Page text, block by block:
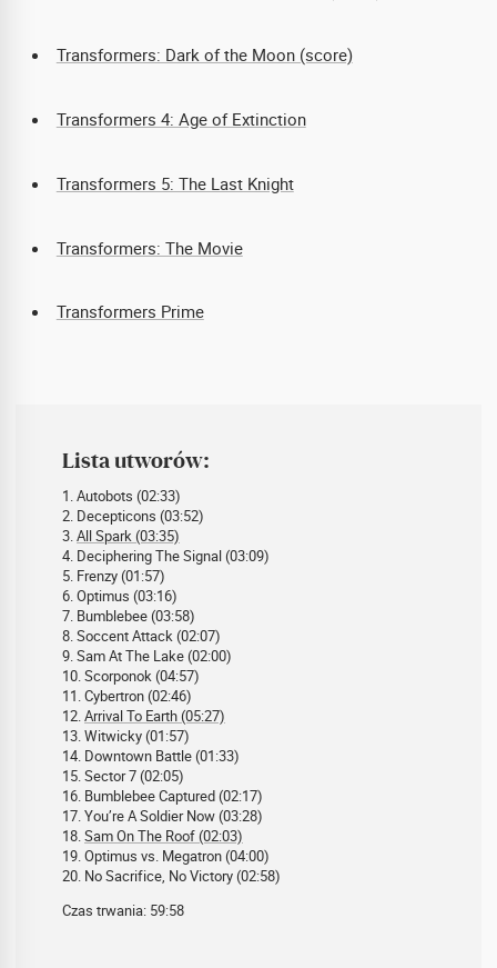
Transformers: Dark of the Moon (score)
Transformers 4: Age of Extinction
Transformers 5: The Last Knight
Transformers: The Movie
Transformers Prime
Lista utworów:
1. Autobots (02:33)
2. Decepticons (03:52)
3.All Spark (03:35)
4. Deciphering The Signal (03:09)
5. Frenzy (01:57)
6. Optimus (03:16)
7. Bumblebee (03:58)
8. Soccent Attack (02:07)
9. Sam At The Lake (02:00)
10. Scorponok (04:57)
11. Cybertron (02:46)
12.Arrival To Earth (05:27)
13. Witwicky (01:57)
14. Downtown Battle (01:33)
15. Sector 7 (02:05)
16. Bumblebee Captured (02:17)
17. You’re A Soldier Now (03:28)
18.Sam On The Roof (02:03)
19. Optimus vs. Megatron (04:00)
20. No Sacrifice, No Victory (02:58)
Czas trwania: 59:58